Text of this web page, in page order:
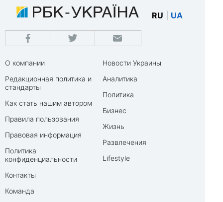
RU UA
О компании
Редакционная политика и
стандарты
Как стать нашим автором
Правила пользования
Правовая информация
Политика
конфиденциальности
Контакты
Команда
Новости Украины
Аналитика
Политика
Бизнес
Жизнь
Развлечения
Lifestyle